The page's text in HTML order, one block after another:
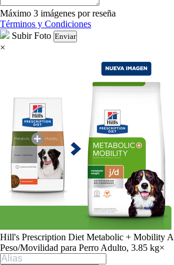
Máximo 3 imágenes por reseña
Términos y Condiciones
Subir Foto Enviar
×
Hill's Prescription Diet Metabolic + Mobility
Peso/Movilidad para Perro Adulto, 3.85 kg×